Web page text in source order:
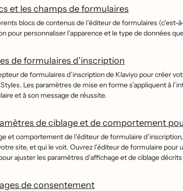
et les champs de formulaires
blocs de contenus de l’éditeur de formulaires
pour personnaliser l’apparence et le type de données
de formulaires d’inscription
de formulaires d’inscription de Klaviyo pour créer
Les paramètres de mise en forme s’appliquent à
et à son message de réussite.
de ciblage et de comportement
et comportement de l’éditeur de formulaire
site, et qui le voit. Ouvrez l’éditeur de formulaire
ajuster les paramètres d’affichage et de ciblage décrits
de consentement